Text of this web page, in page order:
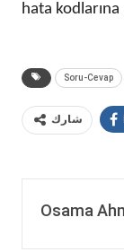
hata
Soru-Cevap
شارك
Osama